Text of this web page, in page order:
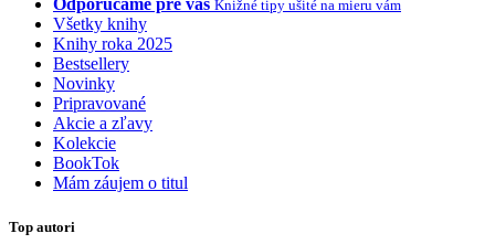
Odporúčame pre vás Knižné tipy ušité na mieru vám
Všetky knihy
Knihy roka 2025
Bestsellery
Novinky
Pripravované
Akcie a zľavy
Kolekcie
BookTok
Mám záujem o titul
Top autori